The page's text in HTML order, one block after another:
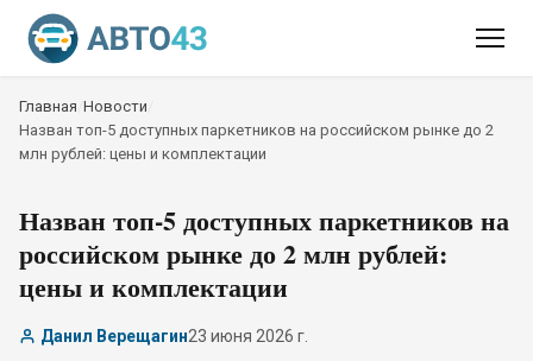
Главная Новости
Назван топ-5 доступных паркетников на российском рынке до 2
млн рублей: цены и комплектации
Назван топ-5 доступных паркетников на
российском рынке до 2 млн рублей:
цены и комплектации
Данил Верещагин23 июня 2026 г.